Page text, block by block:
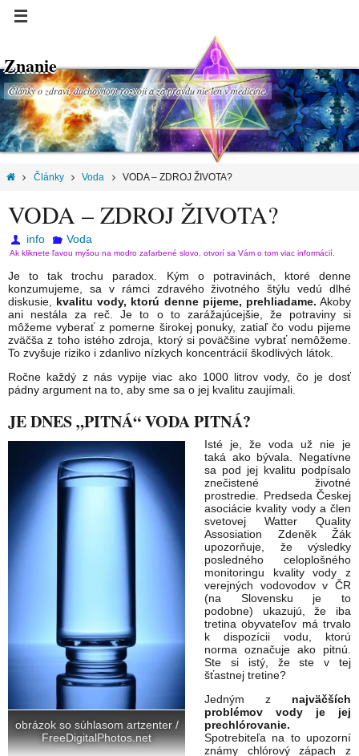
Znanie
Články o zdraví, duchovnom rozvoji a za pravdu nie len v medicíne.
Články Voda VODA – ZDROJ ŽIVOTA?
VODA – ZDROJ ŽIVOTA?
info Voda
Ak kliknete ľavou myšou na modro zafarbené slovo, otvorí sa Vám o tom viac informácií.
Je to tak trochu paradox. Kým o potravinách, ktoré denne
konzumujeme, sa v rámci zdravého životného štýlu vedú dlhé
diskusie,
kvalitu vody, ktorú denne pijeme, prehliadame. Akoby
ani nestála za reč. Je to o to zarážajúcejšie, že potraviny si
môžeme vyberať z pomerne širokej ponuky, zatiaľ čo vodu pijeme
zväčša z toho istého zdroja, ktorý si poväčšine vybrať nemôžeme.
To zvyšuje riziko i zdanlivo nízkych koncentrácií škodlivých látok.
Ročne každý z nás vypije viac ako 1000 litrov vody, čo je dosť
pádny argument na to, aby sme sa o jej kvalitu zaujímali.
JE DNES „PITNÁ“ VODA PITNÁ?
obrázok so súhlasom artzenter /
FreeDigitalPhotos.net
Isté je, že voda už nie je
taká ako bývala. Negatívne
sa pod jej kvalitu podpísalo
znečistené životné
prostredie. Predseda Českej
asociácie kvality vody a člen
svetovej Watter Quality
Assosiation Zdeněk Žák
upozorňuje, že výsledky
posledného celoplošného
monitoringu kvality vody z
verejných vodovodov v ČR
(na Slovensku je to
podobne) ukazujú, že iba
tretina obyvateľov má trvalo
k dispozícii vodu, ktorú
norma označuje ako pitnú.
Ste si istý, že ste v tej
šťastnej tretine?
Jedným z najväčších
problémov vody je jej
prechlórovanie.
Spotrebiteľa na to upozorní
známy chlórový zápach z